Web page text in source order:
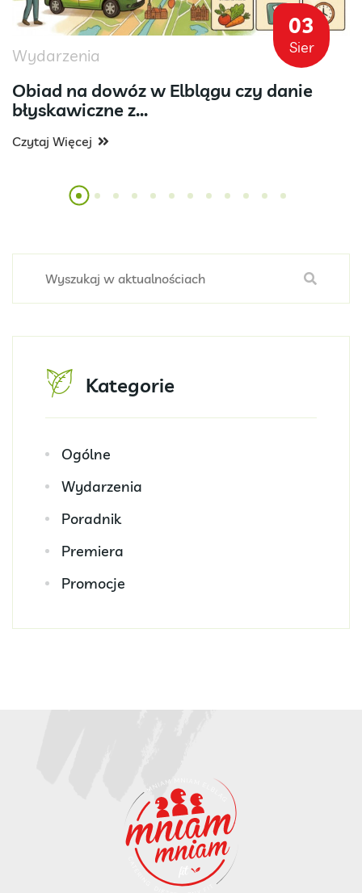
03
Sier
Wydarzenia
Obiad na dowóz w Elblągu czy danie
błyskawiczne z...
Czytaj Więcej
Kategorie
Ogólne
Wydarzenia
Poradnik
Premiera
Promocje